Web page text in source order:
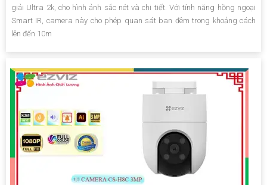
giải Ultra 2k, cho hình ảnh sắc nét và chi tiết. Với tính năng hồng ngoại
Smart IR, camera này cho phép quan sát ban đêm trong khoảng cách
lên đến 10m